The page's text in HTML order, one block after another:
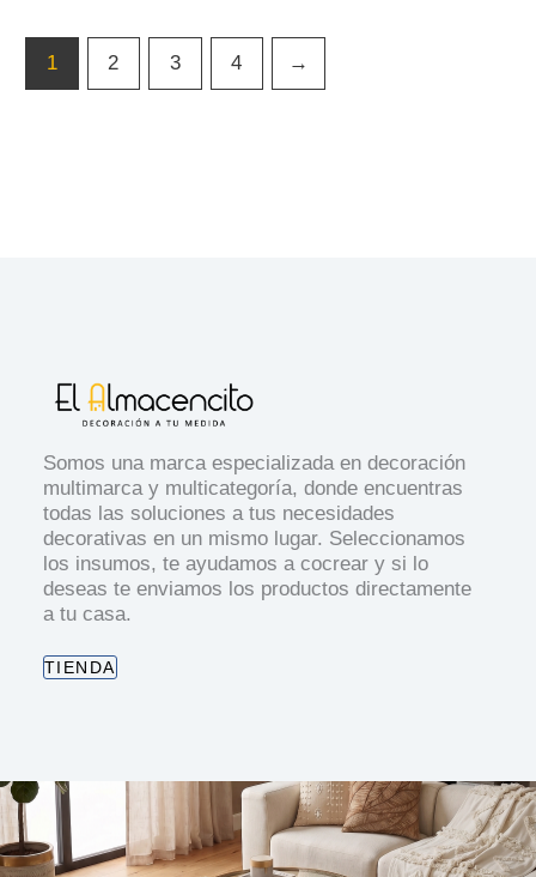
1 2 3 4 →
Somos una marca especializada en decoración
multimarca y multicategoría, donde encuentras
todas las soluciones a tus necesidades
decorativas en un mismo lugar. Seleccionamos
los insumos, te ayudamos a cocrear y si lo
deseas te enviamos los productos directamente
a tu casa.
TIENDA